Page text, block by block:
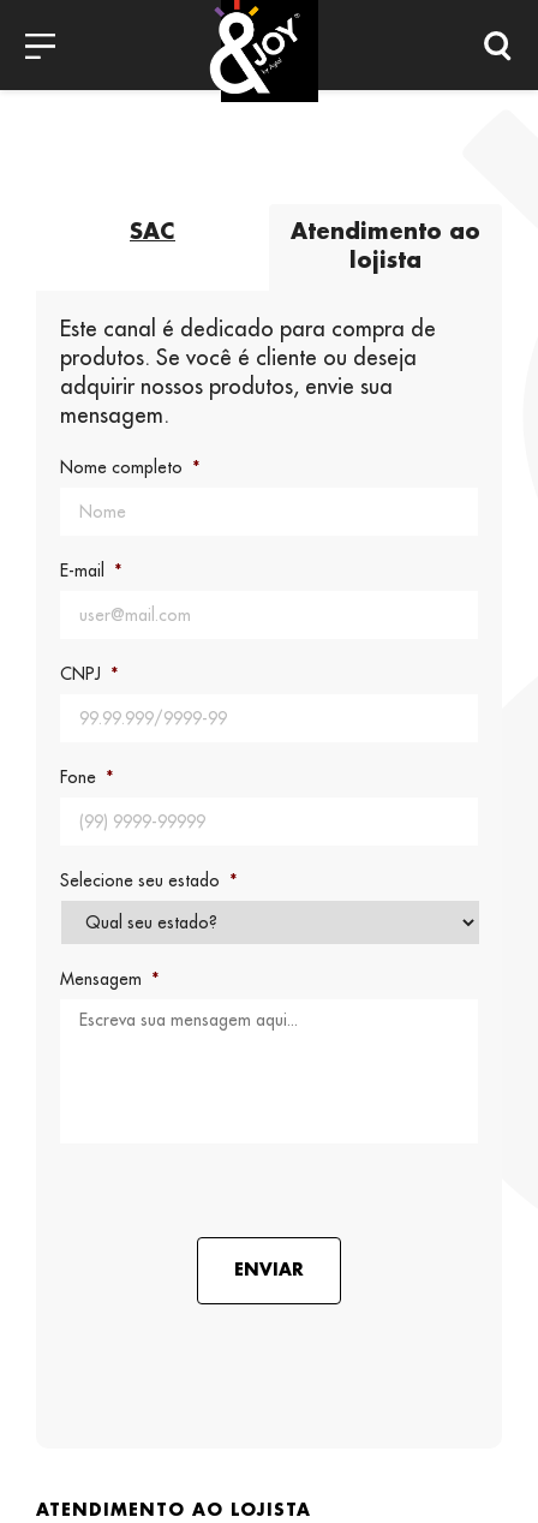
SAC
Atendimento ao
lojista
Este canal é dedicado para compra de
produtos. Se você é cliente ou deseja
adquirir nossos produtos, envie sua
mensagem.
Nome completo *
E-mail *
CNPJ *
Fone *
Selecione seu estado *
Mensagem *
ENVIAR
ATENDIMENTO AO LOJISTA